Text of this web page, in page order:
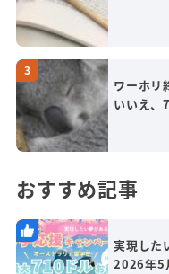
ワーホリ
いいえ、
おすすめ記事
実現した
2026年5